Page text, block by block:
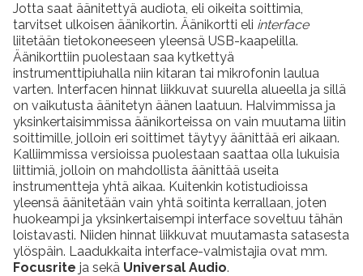
Jotta saat äänitettyä audiota, eli oikeita soittimia,
tarvitset ulkoisen äänikortin. Äänikortti eli interface
liitetään tietokoneeseen yleensä USB-kaapelilla.
Äänikorttiin puolestaan saa kytkettyä
instrumenttipiuhalla niin kitaran tai mikrofonin laulua
varten. Interfacen hinnat liikkuvat suurella alueella ja sillä
on vaikutusta äänitetyn äänen laatuun. Halvimmissa ja
yksinkertaisimmissa äänikorteissa on vain muutama liitin
soittimille, jolloin eri soittimet täytyy äänittää eri aikaan.
Kalliimmissa versioissa puolestaan saattaa olla lukuisia
liittimiä, jolloin on mahdollista äänittää useita
instrumentteja yhtä aikaa. Kuitenkin kotistudioissa
yleensä äänitetään vain yhtä soitinta kerrallaan, joten
huokeampi ja yksinkertaisempi interface soveltuu tähän
loistavasti. Niiden hinnat liikkuvat muutamasta satasesta
ylöspäin. Laadukkaita interface-valmistajia ovat mm.
Focusrite ja sekä Universal Audio.